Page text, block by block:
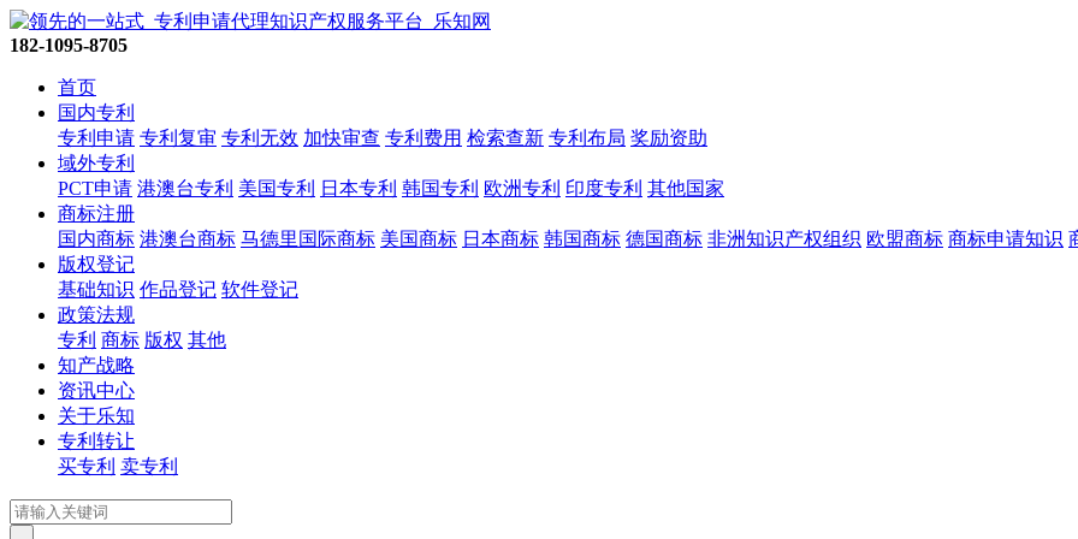
182-1095-8705
首页
国内专利
专利申请 专利复审 专利无效 加快审查 专利费用 检索查新 专利布局 奖励资助
域外专利
PCT申请 港澳台专利 美国专利 日本专利 韩国专利 欧洲专利 印度专利 其他国家
商标注册
国内商标 港澳台商标 马德里国际商标 美国商标 日本商标 韩国商标 德国商标 非洲知识产权组织 欧盟商标 商标申请知识
版权登记
基础知识 作品登记 软件登记
政策法规
专利 商标 版权 其他
知产战略
资讯中心
关于乐知
专利转让
买专利 卖专利